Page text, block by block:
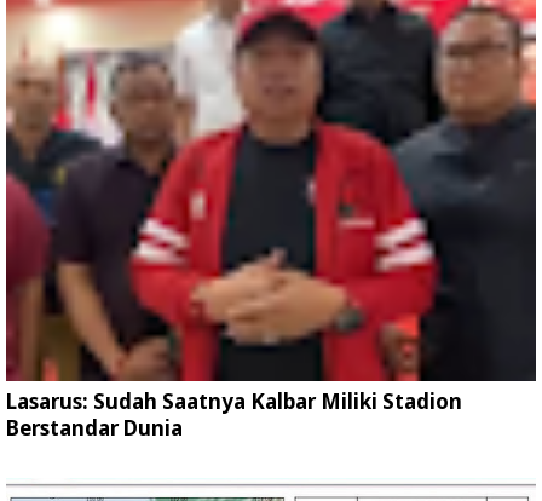
Lasarus: Sudah Saatnya Kalbar Miliki Stadion
Berstandar Dunia